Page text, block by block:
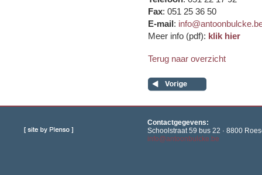
Fax: 051 25 36 50
E-mail :
Meer info (pdf): klik hier
Terug naar overzicht
Contactgegevens:
Schoolstraat 59 bus 22 · 8800
info@antoonbulcke.be